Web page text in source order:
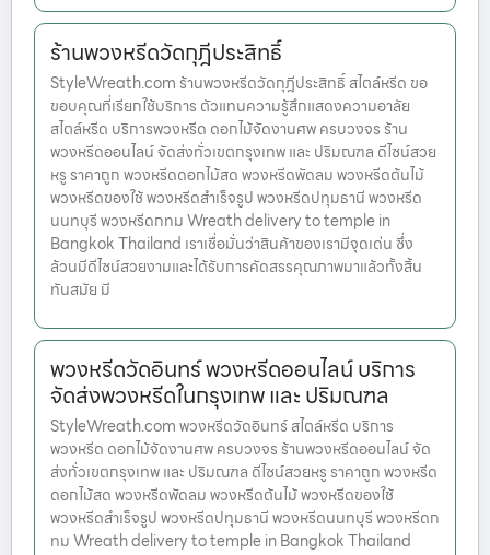
ร้านพวงหรีดวัดกุฎีประสิทธิ์
StyleWreath.com ร้านพวงหรีดวัดกุฎีประสิทธิ์ สไตล์หรีด ขอ
ขอบคุณที่เรียกใช้บริการ ตัวแทนความรู้สึกแสดงความอาลัย
สไตล์หรีด บริการพวงหรีด ดอกไม้จัดงานศพ ครบวงจร ร้าน
พวงหรีดออนไลน์ จัดส่งทั่วเขตกรุงเทพ และ ปริมณฑล ดีไซน์สวย
หรู ราคาถูก พวงหรีดดอกไม้สด พวงหรีดพัดลม พวงหรีดต้นไม้
พวงหรีดของใช้ พวงหรีดสำเร็จรูป พวงหรีดปทุมธานี พวงหรีด
นนทบุรี พวงหรีดกทม Wreath delivery to temple in
Bangkok Thailand เราเชื่อมั่นว่าสินค้าของเรามีจุดเด่น ซึ่ง
ล้วนมีดีไซน์สวยงามและได้รับการคัดสรรคุณภาพมาแล้วทั้งสิ้น
ทันสมัย มี
พวงหรีดวัดอินทร์ พวงหรีดออนไลน์ บริการ
จัดส่งพวงหรีดในกรุงเทพ และ ปริมณฑล
StyleWreath.com พวงหรีดวัดอินทร์ สไตล์หรีด บริการ
พวงหรีด ดอกไม้จัดงานศพ ครบวงจร ร้านพวงหรีดออนไลน์ จัด
ส่งทั่วเขตกรุงเทพ และ ปริมณฑล ดีไซน์สวยหรู ราคาถูก พวงหรีด
ดอกไม้สด พวงหรีดพัดลม พวงหรีดต้นไม้ พวงหรีดของใช้
พวงหรีดสำเร็จรูป พวงหรีดปทุมธานี พวงหรีดนนทบุรี พวงหรีดก
ทม Wreath delivery to temple in Bangkok Thailand